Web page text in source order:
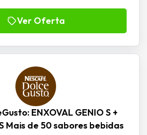
Ver Oferta
ENXOVAL GENIO S +
Mais de 50 sabores bebidas